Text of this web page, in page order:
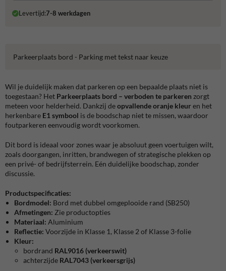
Levertijd:7-8 werkdagen
Parkeerplaats bord - Parking met tekst naar keuze
Wil je duidelijk maken dat parkeren op een bepaalde plaats niet is
toegestaan? Het Parkeerplaats bord – verboden te parkeren zorgt
meteen voor helderheid. Dankzij deopvallende oranje kleuren het
herkenbare E1 symbool is de boodschap niet te missen, waardoor
foutparkeren eenvoudig wordt voorkomen.
Dit bord is ideaal voor zones waar je absoluut geen voertuigen wilt,
zoals doorgangen, inritten, brandwegen of strategische plekken op
een privé- of bedrijfsterrein. Eén duidelijke boodschap, zonder
discussie.
Productspecificaties:
Bordmodel: Bord met dubbel omgeplooide rand (SB250)
Afmetingen: Zie productopties
Materiaal: Aluminium
Reflectie: Voorzijde in Klasse 1, Klasse 2 of Klasse 3-folie
Kleur:
bordrand RAL9016 (verkeerswit)
achterzijde RAL7043 (verkeersgrijs)